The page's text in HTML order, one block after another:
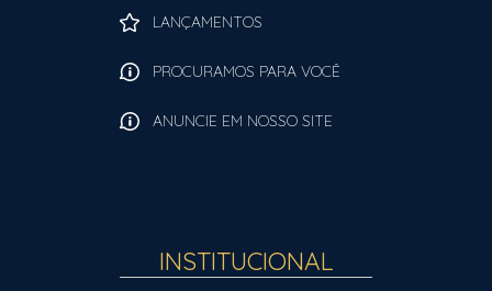
LANÇAMENTOS
PROCURAMOS PARA VOCÊ
ANUNCIE EM NOSSO SITE
INSTITUCIONAL